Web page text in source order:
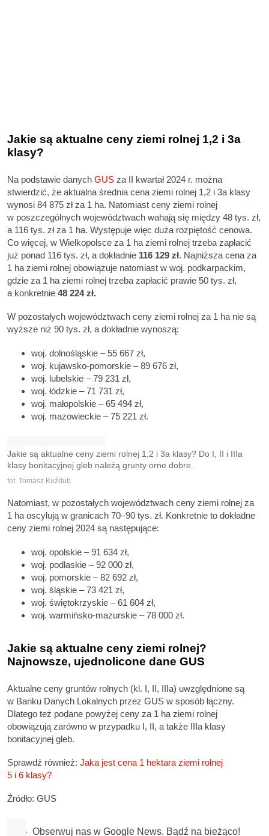
Jakie są aktualne ceny ziemi rolnej 1,2 i 3a
klasy?
Na podstawie danych GUS za II kwartał 2024 r. można
stwierdzić, że aktualna średnia cena ziemi rolnej 1,2 i 3a klasy
wynosi 84 875 zł za 1 ha. Natomiast ceny ziemi rolnej
w poszczególnych województwach wahają się między 48 tys. zł,
a 116 tys. zł za 1 ha. Występuje więc duża rozpiętość cenowa.
Co więcej, w Wielkopolsce za 1 ha ziemi rolnej trzeba zapłacić
już ponad 116 tys. zł, a dokładnie 116 129 zł. Najniższa cena za
1 ha ziemi rolnej obowiązuje natomiast w woj. podkarpackim,
gdzie za 1 ha ziemi rolnej trzeba zapłacić prawie 50 tys. zł,
a konkretnie 48 224 zł.
W pozostałych województwach ceny ziemi rolnej za 1 ha nie są
wyższe niż 90 tys. zł, a dokładnie wynoszą:
woj. dolnośląskie – 55 667 zł,
woj. kujawsko-pomorskie – 89 676 zł,
woj. lubelskie – 79 231 zł,
woj. łódzkie – 71 731 zł,
woj. małopolskie – 65 494 zł,
woj. mazowieckie – 75 221 zł.
Jakie są aktualne ceny ziemi rolnej 1,2 i 3a klasy? Do I, II i IIIa
klasy bonitacyjnej gleb należą grunty orne dobre.
fot. Tomasz Kuźdub
Natomiast, w pozostałych województwach ceny ziemi rolnej za
1 ha oscylują w granicach 70–90 tys. zł. Konkretnie to dokładne
ceny ziemi rolnej 2024 są następujące:
woj. opolskie – 91 634 zł,
woj. podlaskie – 92 000 zł,
woj. pomorskie – 82 692 zł,
woj. śląskie – 73 421 zł,
woj. świętokrzyskie – 61 604 zł,
woj. warmińsko-mazurskie – 78 000 zł.
Jakie są aktualne ceny ziemi rolnej?
Najnowsze, ujednolicone dane GUS
Aktualne ceny gruntów rolnych (kl. I, II, IIIa) uwzględnione są
w Banku Danych Lokalnych przez GUS w sposób łączny.
Dlatego też podane powyżej ceny za 1 ha ziemi rolnej
obowiązują zarówno w przypadku I, II, a także IIIa klasy
bonitacyjnej gleb.
Sprawdź również: Jaka jest cena 1 hektara ziemi rolnej
5 i 6 klasy?
Źródło: GUS
Obserwuj nas w Google News. Bądź na bieżąco!